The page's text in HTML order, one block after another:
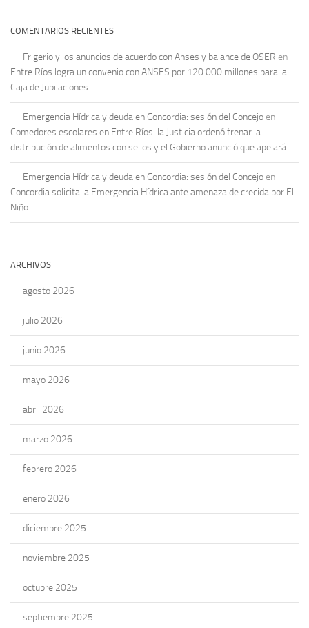
COMENTARIOS RECIENTES
Frigerio y los anuncios de acuerdo con Anses y balance de OSER en
Entre Ríos logra un convenio con ANSES por 120.000 millones para la
Caja de Jubilaciones
Emergencia Hídrica y deuda en Concordia: sesión del Concejo en
Comedores escolares en Entre Ríos: la Justicia ordenó frenar la
distribución de alimentos con sellos y el Gobierno anunció que apelará
Emergencia Hídrica y deuda en Concordia: sesión del Concejo en
Concordia solicita la Emergencia Hídrica ante amenaza de crecida por El
Niño
ARCHIVOS
agosto 2026
julio 2026
junio 2026
mayo 2026
abril 2026
marzo 2026
febrero 2026
enero 2026
diciembre 2025
noviembre 2025
octubre 2025
septiembre 2025